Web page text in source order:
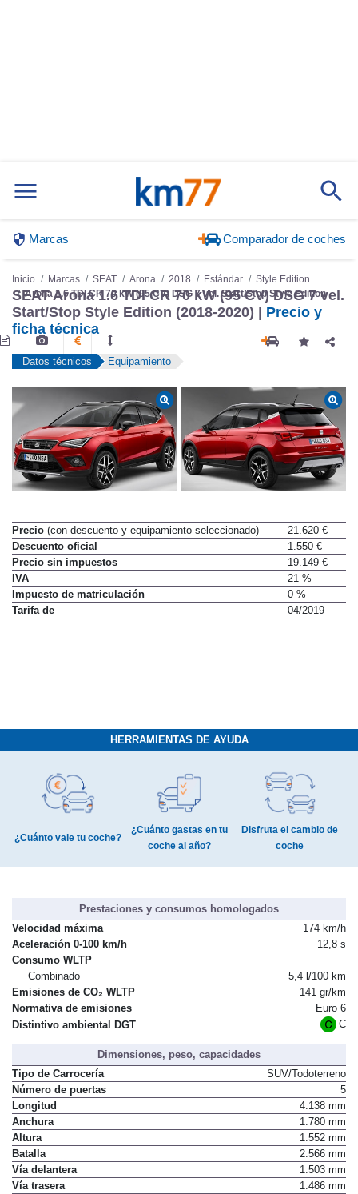
Marcas Comparador de coches
Inicio Marcas SEAT Arona 2018 Estándar
Style Edition
Arona 1.6 TDI CR 70 kW (95 CV) DSG 7 vel. Start/Stop Style Edition
SEAT Arona 1.6 TDI CR 70 kW (95 CV) DSG 7 vel.
Start/Stop Style Edition (2018-2020) | Precio y
ficha técnica
Datos técnicos Equipamiento
Precio (con descuento y equipamiento seleccionado)
21.620 €
Descuento oficial
1.550 €
Precio sin impuestos
19.149 €
IVA
21 %
Impuesto de matriculación
0 %
Tarifa de
04/2019
HERRAMIENTAS DE AYUDA
¿Cuánto vale tu coche?
¿Cuánto gastas en tu
coche al año?
Disfruta el cambio de
coche
Prestaciones y consumos homologados
Velocidad máxima
174 km/h
Aceleración 0-100 km/h
12,8 s
Consumo WLTP
Combinado
5,4 l/100 km
Emisiones de CO₂ WLTP
141 gr/km
Normativa de emisiones
Euro 6
Distintivo ambiental DGT
C
Dimensiones, peso, capacidades
Tipo de Carrocería
SUV/Todoterreno
Número de puertas
5
Longitud
4.138 mm
Anchura
1.780 mm
Altura
1.552 mm
Batalla
2.566 mm
Vía delantera
1.503 mm
Vía trasera
1.486 mm